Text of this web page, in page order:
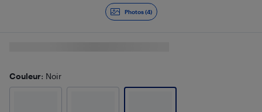
Photos (4)
Couleur: Noir